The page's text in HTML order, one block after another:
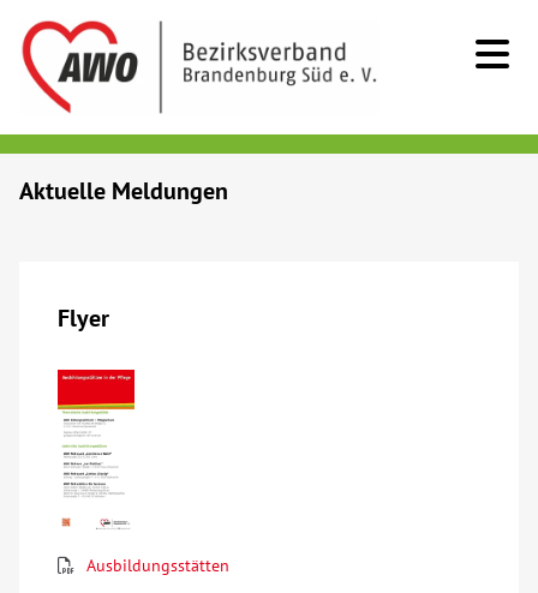
Menschen mit Behinderung
Beratung & Hilfe
Begegnung
Bildung
Über uns
Aktuelle Meldungen
Flyer
Ausbildungsstätten